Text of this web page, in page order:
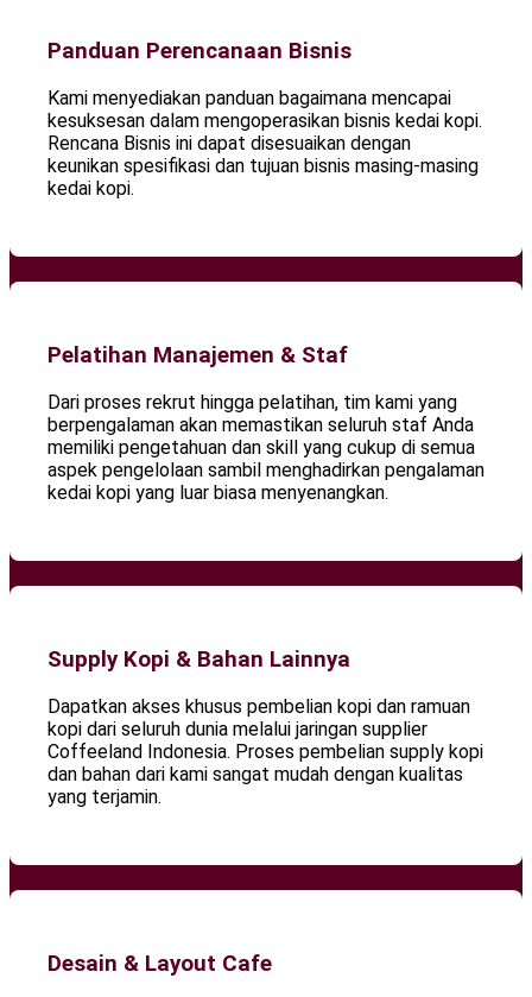
Panduan Perencanaan Bisnis
Kami menyediakan panduan bagaimana mencapai
kesuksesan dalam mengoperasikan bisnis kedai kopi.
Rencana Bisnis ini dapat disesuaikan dengan
keunikan spesifikasi dan tujuan bisnis masing-masing
kedai kopi.
Pelatihan Manajemen & Staf
Dari proses rekrut hingga pelatihan, tim kami yang
berpengalaman akan memastikan seluruh staf Anda
memiliki pengetahuan dan skill yang cukup di semua
aspek pengelolaan sambil menghadirkan pengalaman
kedai kopi yang luar biasa menyenangkan.
Supply Kopi & Bahan Lainnya
Dapatkan akses khusus pembelian kopi dan ramuan
kopi dari seluruh dunia melalui jaringan supplier
Coffeeland Indonesia. Proses pembelian supply kopi
dan bahan dari kami sangat mudah dengan kualitas
yang terjamin.
Desain & Layout Cafe